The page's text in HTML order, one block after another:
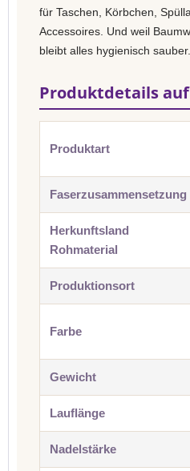
für Taschen, Körbchen,
Accessoires. Und weil
bleibt alles hygienisch sauber.
Produktdetails
Produktart
Faserzusammensetzung
Herkunftsland
Rohmaterial
Produktionsort
Farbe
Gewicht
Lauflänge
Nadelstärke